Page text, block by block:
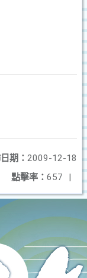
期： 2009-12-18
點擊率： 657 |